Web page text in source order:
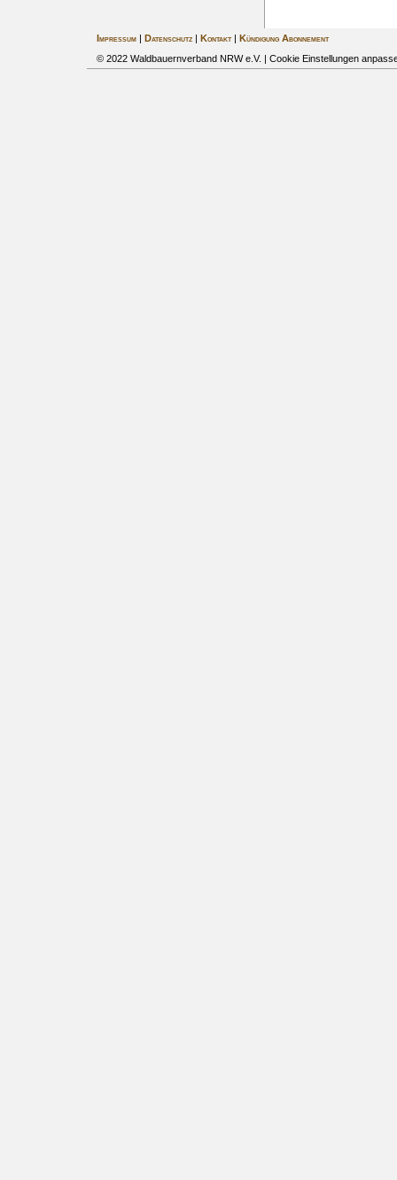
Impressum| Datenschutz| Kontakt|
Kündigung Abonnement
© 2022 Waldbauernverband NRW e.V. | Cookie Einstellungen